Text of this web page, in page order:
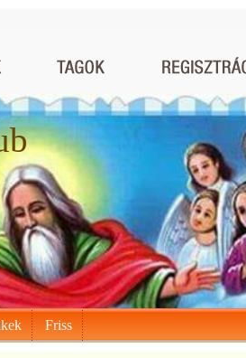
Friss